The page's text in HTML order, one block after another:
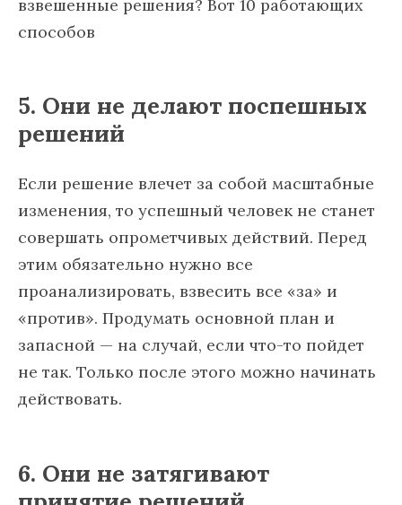
5. Они не делают поспешных
решений
Если решение влечет за собой масштабные
изменения, то успешный человек не станет
совершать опрометчивых действий. Перед
этим обязательно нужно все
проанализировать, взвесить все «за» и
«против». Продумать основной план и
запасной — на случай, если что-то пойдет
не так. Только после этого можно начинать
действовать.
6. Они не затягивают